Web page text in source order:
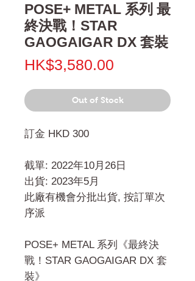
POSE+ METAL 系列 最
終決戰！STAR
GAOGAIGAR DX 套裝
HK$3,580.00
Out of Stock
訂金 HKD 300
截單: 2022年10月26日
出貨: 2023年5月
此廠有機會分批出貨, 按訂單次
序派
POSE+ METAL 系列《最終決
戰！STAR GAOGAIGAR DX 套
裝》